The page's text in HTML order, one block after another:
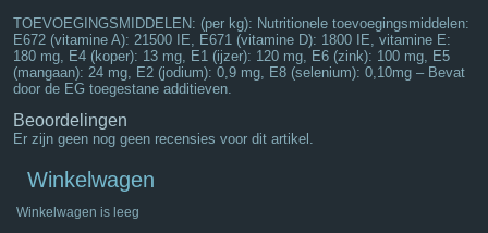
TOEVOEGINGSMIDDELEN: (per kg): Nutritionele toevoegingsmiddelen:
E672 (vitamine A): 21500 IE, E671 (vitamine D): 1800 IE, vitamine E:
180 mg, E4 (koper): 13 mg, E1 (ijzer): 120 mg, E6 (zink): 100 mg, E5
(mangaan): 24 mg, E2 (jodium): 0,9 mg, E8 (selenium): 0,10mg – Bevat
door de EG toegestane additieven.
Beoordelingen
Er zijn geen nog geen recensies voor dit artikel.
Winkelwagen
Winkelwagen is leeg